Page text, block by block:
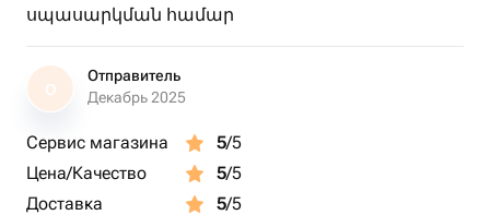
սպասարկման համար
О
Отправитель
Декабрь 2025
Сервис магазина 5/5
Цена/Качество
5/5
Доставка
5/5